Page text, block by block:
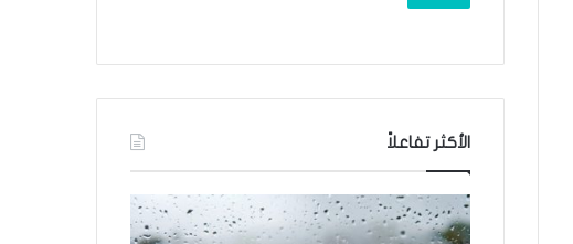
الأكثر تفاعلاً